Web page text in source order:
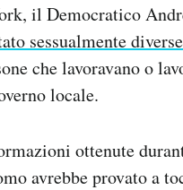
di aiuto?
il Democratico
sessualmente
che lavoravano o
locale.
ottenute
avrebbe provato a